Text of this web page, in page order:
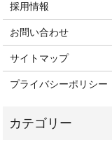
採用情報
お問い合わせ
サイトマップ
プライバシーポリシー